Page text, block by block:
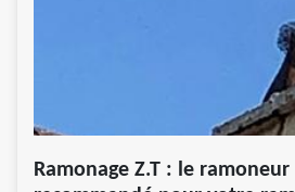
Ramonage Z.T : le